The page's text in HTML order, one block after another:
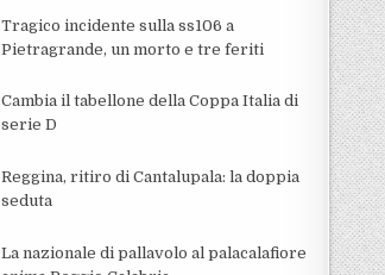
Tragico incidente sulla ss106 a
Pietragrande, un morto e tre feriti
Cambia il tabellone della Coppa Italia di
serie D
Reggina, ritiro di Cantalupala: la doppia
seduta
La nazionale di pallavolo al palacalafiore